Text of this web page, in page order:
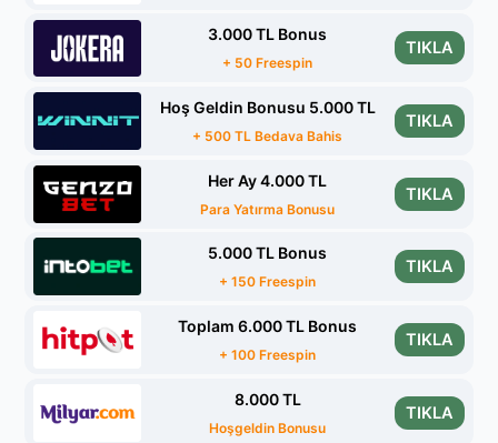
3.000 TL Bonus
+ 50 Freespin
TIKLA
Hoş Geldin Bonusu 5.000 TL
+ 500 TL Bedava Bahis
TIKLA
Her Ay 4.000 TL
Para Yatırma Bonusu
TIKLA
5.000 TL Bonus
+ 150 Freespin
TIKLA
Toplam 6.000 TL Bonus
+ 100 Freespin
TIKLA
8.000 TL
Hoşgeldin Bonusu
TIKLA